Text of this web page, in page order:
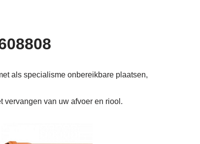
als specialisme onbereikbare plaatsen,
vervangen van uw afvoer en riool.